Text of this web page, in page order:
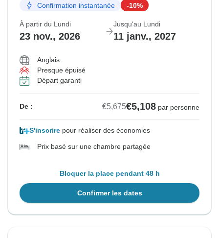
Confirmation instantanée -10%
À partir du Lundi
23 nov., 2026
Jusqu'au Lundi
11 janv., 2027
Anglais
Presque épuisé
Départ garanti
De : €5,675€5,108 par personne
S'inscrire pour réaliser des économies
Prix basé sur une chambre partagée
Bloquer la place pendant 48 h
Confirmer les dates